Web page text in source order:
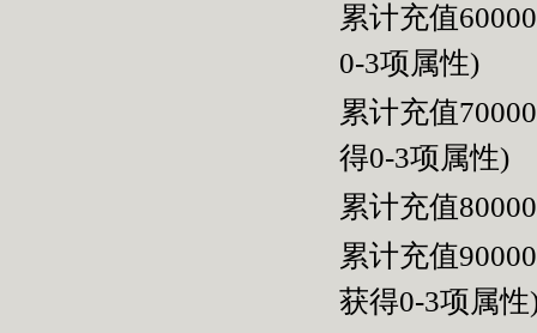
累计充值
0-3项属性)
累计充值
得0-3项属性)
累计充值
累计充值
获得0-3项属性